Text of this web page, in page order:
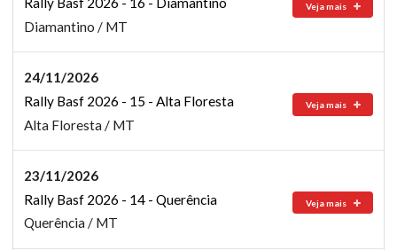
Veja mais
Diamantino / MT
24/11/2026
Rally Basf 2026 - 15 - Alta Floresta
Veja mais
Alta Floresta / MT
23/11/2026
Rally Basf 2026 - 14 - Querência
Veja mais
Querência / MT